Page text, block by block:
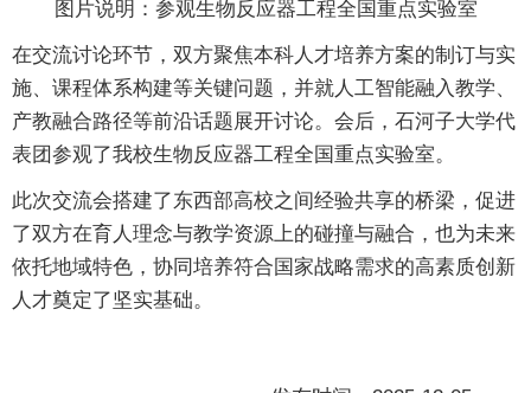
图片说明：参观生物反应器工程全国重点实验室
在交流讨论环节，双方聚焦本科人才培养方案的制订与实
施、课程体系构建等关键问题，并就人工智能融入教学、
产教融合路径等前沿话题展开讨论。会后，石河子大学代
表团参观了我校生物反应器工程全国重点实验室。
此次交流会搭建了东西部高校之间经验共享的桥梁，促进
了双方在育人理念与教学资源上的碰撞与融合，也为未来
依托地域特色，协同培养符合国家战略需求的高素质创新
人才奠定了坚实基础。